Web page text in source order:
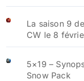
La saison 9
CW le 8
5×19 –
Snow Pack